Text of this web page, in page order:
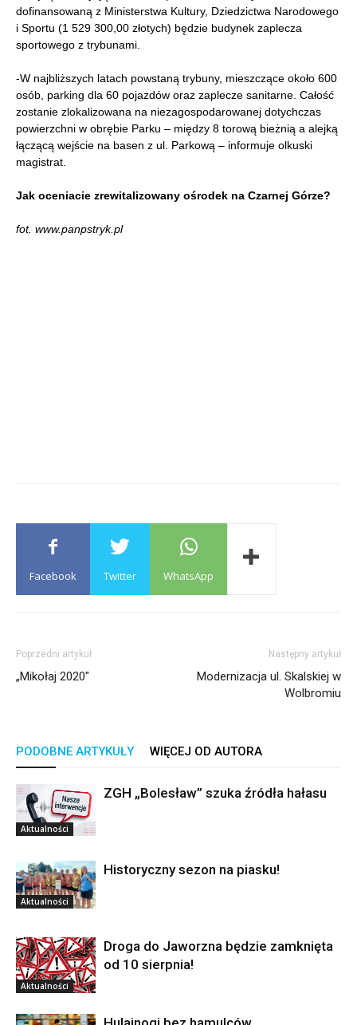
dofinansowaną z Ministerstwa Kultury, Dziedzictwa Narodowego
i Sportu (1 529 300,00 złotych) będzie budynek zaplecza
sportowego z trybunami.
-W najbliższych latach powstaną trybuny, mieszczące około 600
osób, parking dla 60 pojazdów oraz zaplecze sanitarne. Całość
zostanie zlokalizowana na niezagospodarowanej dotychczas
powierzchni w obrębie Parku – między 8 torową bieżnią a alejką
łączącą wejście na basen z ul. Parkową – informuje olkuski
magistrat.
Jak oceniacie zrewitalizowany ośrodek na Czarnej Górze?
fot. www.panpstryk.pl
Facebook Twitter WhatsApp
Poprzedni artykuł
„Mikołaj 2020″
Następny artykuł
Modernizacja ul. Skalskiej w
Wolbromiu
PODOBNE ARTYKUŁY WIĘCEJ OD AUTORA
Aktualności
ZGH „Bolesław” szuka źródła hałasu
Aktualności
Historyczny sezon na piasku!
Aktualności
Droga do Jaworzna będzie zamknięta
od 10 sierpnia!